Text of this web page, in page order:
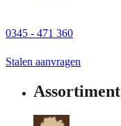
0345 - 471 360
Stalen aanvragen
Assortiment